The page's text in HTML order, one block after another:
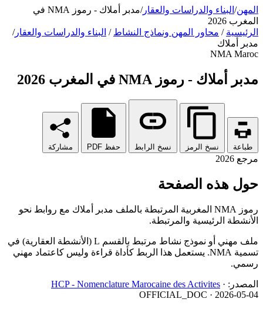
المهن/ البناء والدراسات والعقار/
مدبر أملاك - رموز NMA في
المغرب 2026
الرئيسية / محاور المهن ونماذج النشاط / البناء والدراسات والعقار/
مدبر أملاك
NMA Maroc
مدبر أملاك - رموز NMA في المغرب 2026
طباعة نسخ الرمز نسخ الرابط حفظ PDF مشاركة
مرجع 2026
حول هذه الصفحة
رموز NMA المغربية المرتبطة بالملف مدبر أملاك مع روابط نحو
الأنشطة الرئيسية والمرتبطة.
ملف مهني أو نموذج نشاط مرتبط بالقسم L (الأنشطة العقارية) في
تسمية NMA. يستعمل هذا الربط كأداة قراءة وليس كاعتماد مهني
رسمي.
المصدر: HCP - Nomenclature Marocaine des Activites ·
OFFICIAL_DOC · 2026-05-04